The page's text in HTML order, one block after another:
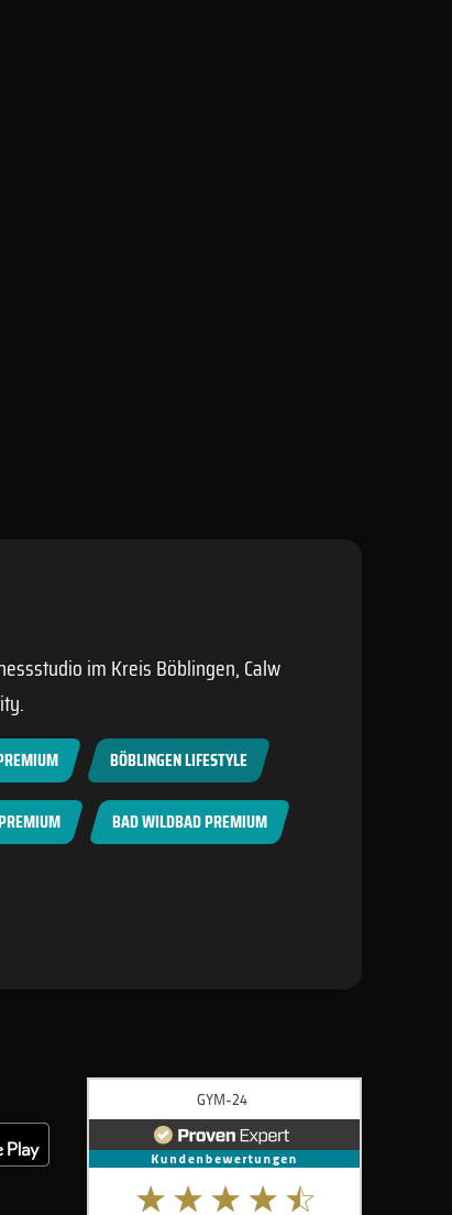
im KreisBöblingen,Calw
BÖBLINGEN LIFESTYLE
BAD WILDBAD PREMIUM